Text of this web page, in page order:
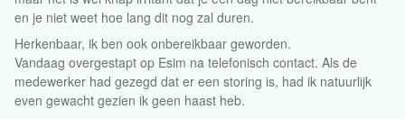
en je niet weet hoe lang dit nog zal duren.
Herkenbaar, ik ben ook onbereikbaar geworden.
Vandaag overgestapt op Esim na telefonisch contact. Als de
medewerker had gezegd dat er een storing is, had ik natuurlijk
even gewacht gezien ik geen haast heb.